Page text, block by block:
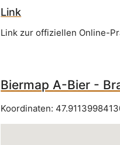
Link
Link zur offiziellen Online-
Biermap A-Bier -
Koordinaten: